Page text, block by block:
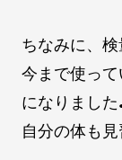
ちなみに、
今まで使っ
になりました
自分の体も